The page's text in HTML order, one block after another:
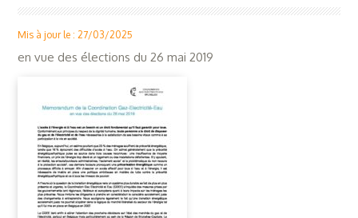
Mis à jour le : 27/03/2025
en vue des élections du 26 mai 2019